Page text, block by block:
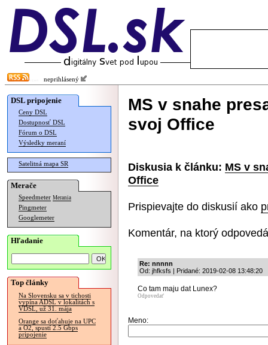
neprihlásený
DSL pripojenie
Ceny DSL
Dostupnosť DSL
Fórum o DSL
Výsledky meraní
Satelitná mapa SR
Merače
Speedmeter Merania
Pingmeter
Googlemeter
Hľadanie
Top články
Na Slovensku sa v tichosti
vypína ADSL v lokalitách s
VDSL, už 31. mája
Orange sa doťahuje na UPC
a O2, spustí 2.5 Gbps
pripojenie
MS v snahe
svoj Office
Diskusia k článku: MS v
Office
Prispievajte do diskusií ako
Komentár, na ktorý
Re: nnnnn
Od: jhfksfs | Pridané: 2019-02-08 13:48:20
Co tam maju dat Lunex?
Odpovedať
Meno: